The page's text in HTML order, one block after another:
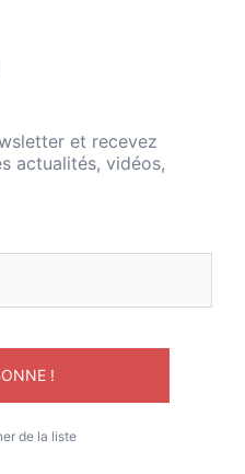
et recevez
actualités, vidéos,
de la liste